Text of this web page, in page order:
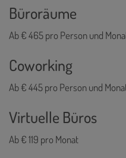
Büroräume
Ab € 465 pro Person und
Coworking
Ab € 445 pro Person und
Virtuelle Büros
Ab € 119 pro Monat